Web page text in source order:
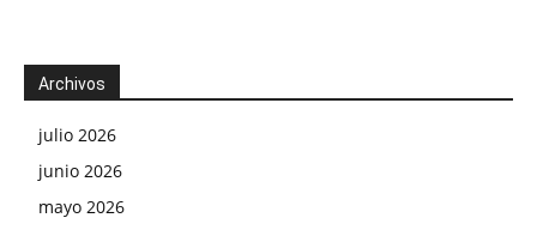
Archivos
julio 2026
junio 2026
mayo 2026